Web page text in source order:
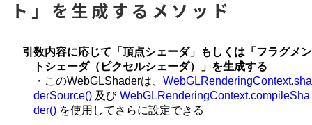
ト」を生成するメソッド
引数内容に応じて「頂点シェーダ」もしくは「フラグメン
トシェーダ（ピクセルシェーダ）」を生成する
・このWebGLShaderは、 WebGLRenderingContext.sha
derSource() 及びWebGLRenderingContext.compileSha
der() を使用してさらに設定できる